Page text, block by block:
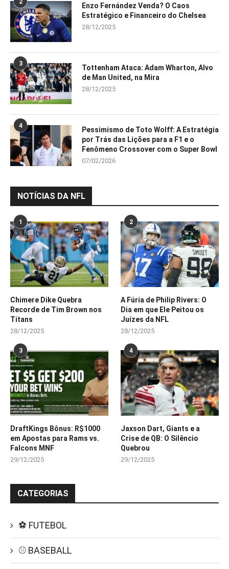
2
Enzo Fernández Venda? O Caos
Estratégico e Financeiro do Chelsea
28/12/2025
3
Tottenham Ataca: Adam Wharton, Alvo
de Man United, na Mira
28/12/2025
4
Pessimismo de Toto Wolff: A Estratégia
por Trás das Lições para a F1 e o
Fenômeno Crossover com o Super Bowl
07/02/2026
NOTÍCIAS DA NFL
1
Chimere Dike Quebra
Recorde de Tim Brown nos
Titans
28/12/2025
2
A Fúria de Philip Rivers: O
Dia em que Ele Peitou os
Juízes da NFL
28/12/2025
3
DraftKings Bônus: R$1000
em Apostas para Rams vs.
Falcons MNF
29/12/2025
4
Jaxson Dart, Giants e a
Crise de QB: O Silêncio
Quebrou
29/12/2025
CATEGORIAS
⚽ FUTEBOL
⚾ BASEBALL